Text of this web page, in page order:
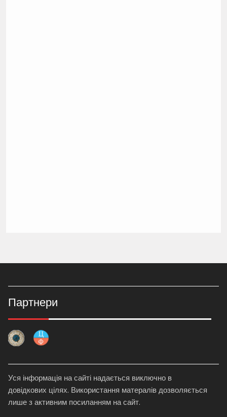
Партнери
Уся інформація на сайті надається виключно в
довідкових цілях. Використання матералів дозволяється
лише з активним посиланням на сайт.